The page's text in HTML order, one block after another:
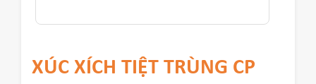
XÚC XÍCH TIỆT TRÙNG CP